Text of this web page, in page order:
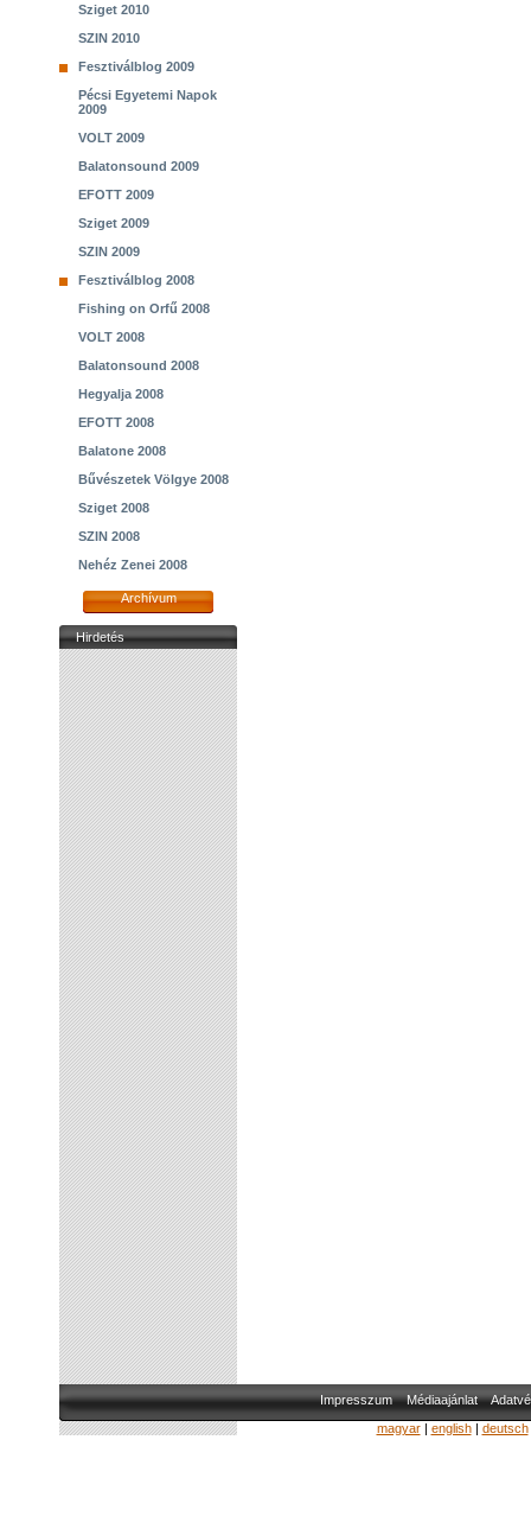
Sziget 2010
SZIN 2010
Fesztiválblog 2009
Pécsi Egyetemi Napok
2009
VOLT 2009
Balatonsound 2009
EFOTT 2009
Sziget 2009
SZIN 2009
Fesztiválblog 2008
Fishing on Orfű 2008
VOLT 2008
Balatonsound 2008
Hegyalja 2008
EFOTT 2008
Balatone 2008
Bűvészetek Völgye 2008
Sziget 2008
SZIN 2008
Nehéz Zenei 2008
Archívum
Hirdetés
Impresszum Médiaajánlat
magyar| english| deutsch